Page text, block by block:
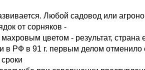
Любой садовод или
от сорняков -
цветом - результат,
в РФ в 91 г. первым делом отменило